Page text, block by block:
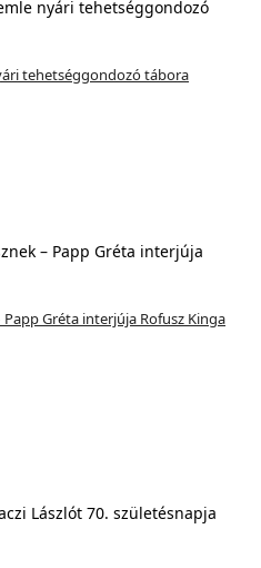
tehetséggondozó tábora
Gréta interjúja Rofusz Kinga